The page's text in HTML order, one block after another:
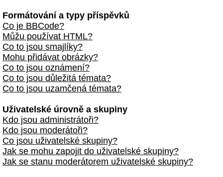
Formátování a typy příspěvků
Co je BBCode?
Můžu používat HTML?
Co to jsou smajlíky?
Mohu přidávat obrázky?
Co to jsou oznámení?
Co to jsou důležitá témata?
Co to jsou uzamčená témata?
Uživatelské úrovně a skupiny
Kdo jsou administrátoři?
Kdo jsou moderátoři?
Co jsou uživatelské skupiny?
Jak se mohu zapojit do uživatelské skupiny?
Jak se stanu moderátorem uživatelské skupiny?